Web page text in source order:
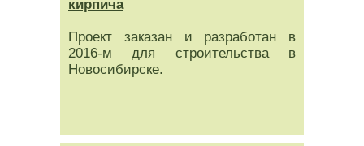
кирпича
Проект заказан и разработан в
2016-м для строительства в
Новосибирске.